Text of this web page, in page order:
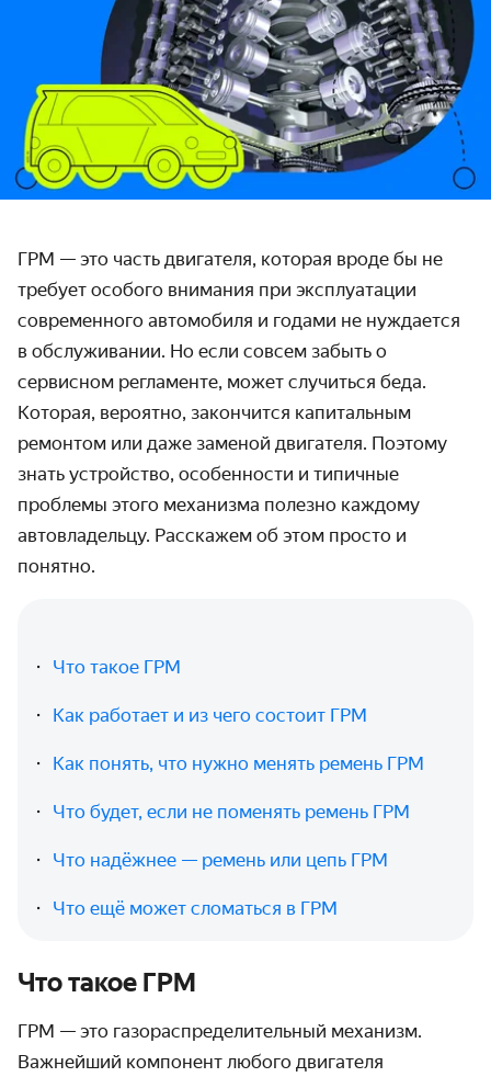
ГРМ — это часть двигателя, которая вроде бы не
требует особого внимания при эксплуатации
современного автомобиля и годами не нуждается
в обслуживании. Но если совсем забыть о
сервисном регламенте, может случиться беда.
Которая, вероятно, закончится капитальным
ремонтом или даже заменой двигателя. Поэтому
знать устройство, особенности и типичные
проблемы этого механизма полезно каждому
автовладельцу. Расскажем об этом просто и
понятно.
Что такое ГРМ
Как работает и из чего состоит ГРМ
Как понять, что нужно менять ремень ГРМ
Что будет, если не поменять ремень ГРМ
Что надёжнее — ремень или цепь ГРМ
Что ещё может сломаться в ГРМ
Что такое ГРМ
ГРМ — это газораспределительный механизм.
Важнейший компонент любого двигателя